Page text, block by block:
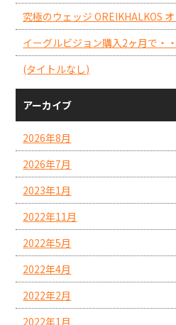
究極のウェッジ OREIKHALKOS
イーグルビジョン購入2ヶ月で・・
(タイトルなし)
アーカイブ
2026年8月
2026年7月
2023年1月
2022年11月
2022年5月
2022年4月
2022年2月
2022年1月